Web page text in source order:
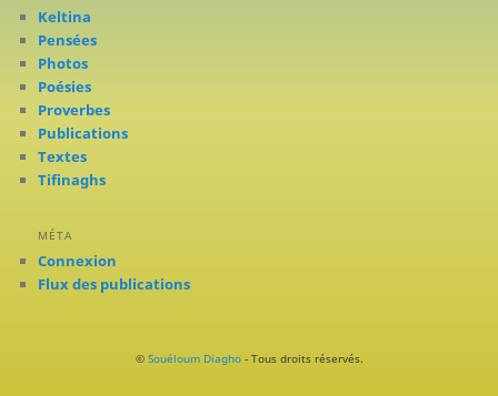
Keltina
Pensées
Photos
Poésies
Proverbes
Publications
Textes
Tifinaghs
MÉTA
Connexion
Flux des publications
© Souéloum Diagho- Tous droits réservés.